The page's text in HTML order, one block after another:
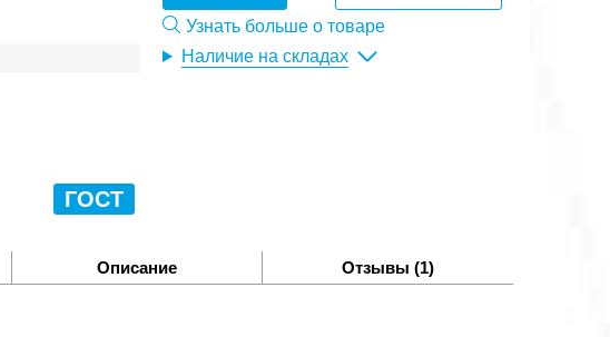
ГОСТ
Узнать больше о товаре
Наличие на складах
Описание Отзывы (1)